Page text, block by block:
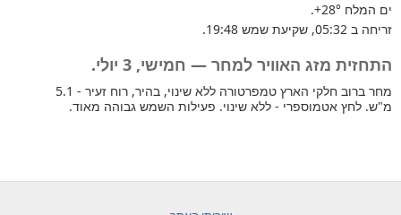
ים המלח +28°
.
זריחה ב 05:32, שקיעת שמש 19:48.
התחזית מזג האוויר למחר — חמישי, 3 יולי.
מחר ברוב חלקי הארץ טמפרטורה ללא שינוי, בהיר, רוח זעיר - 5.1
מ"ש. לחץ אטמוספרי - ללא שינוי. פעילות השמש גבוהה מאוד.